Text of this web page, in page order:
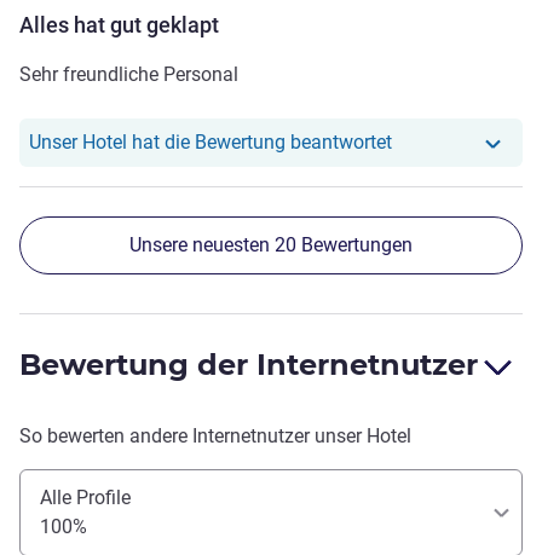
Alles hat gut geklapt
Sehr freundliche Personal
Unser Hotel hat die Bewertung beantwortetUnser Hotel hat
Unsere neuesten 20 Bewertungen
Bewertung der Internetnutzer
So bewerten andere Internetnutzer unser Hotel
Alle Profile
100%